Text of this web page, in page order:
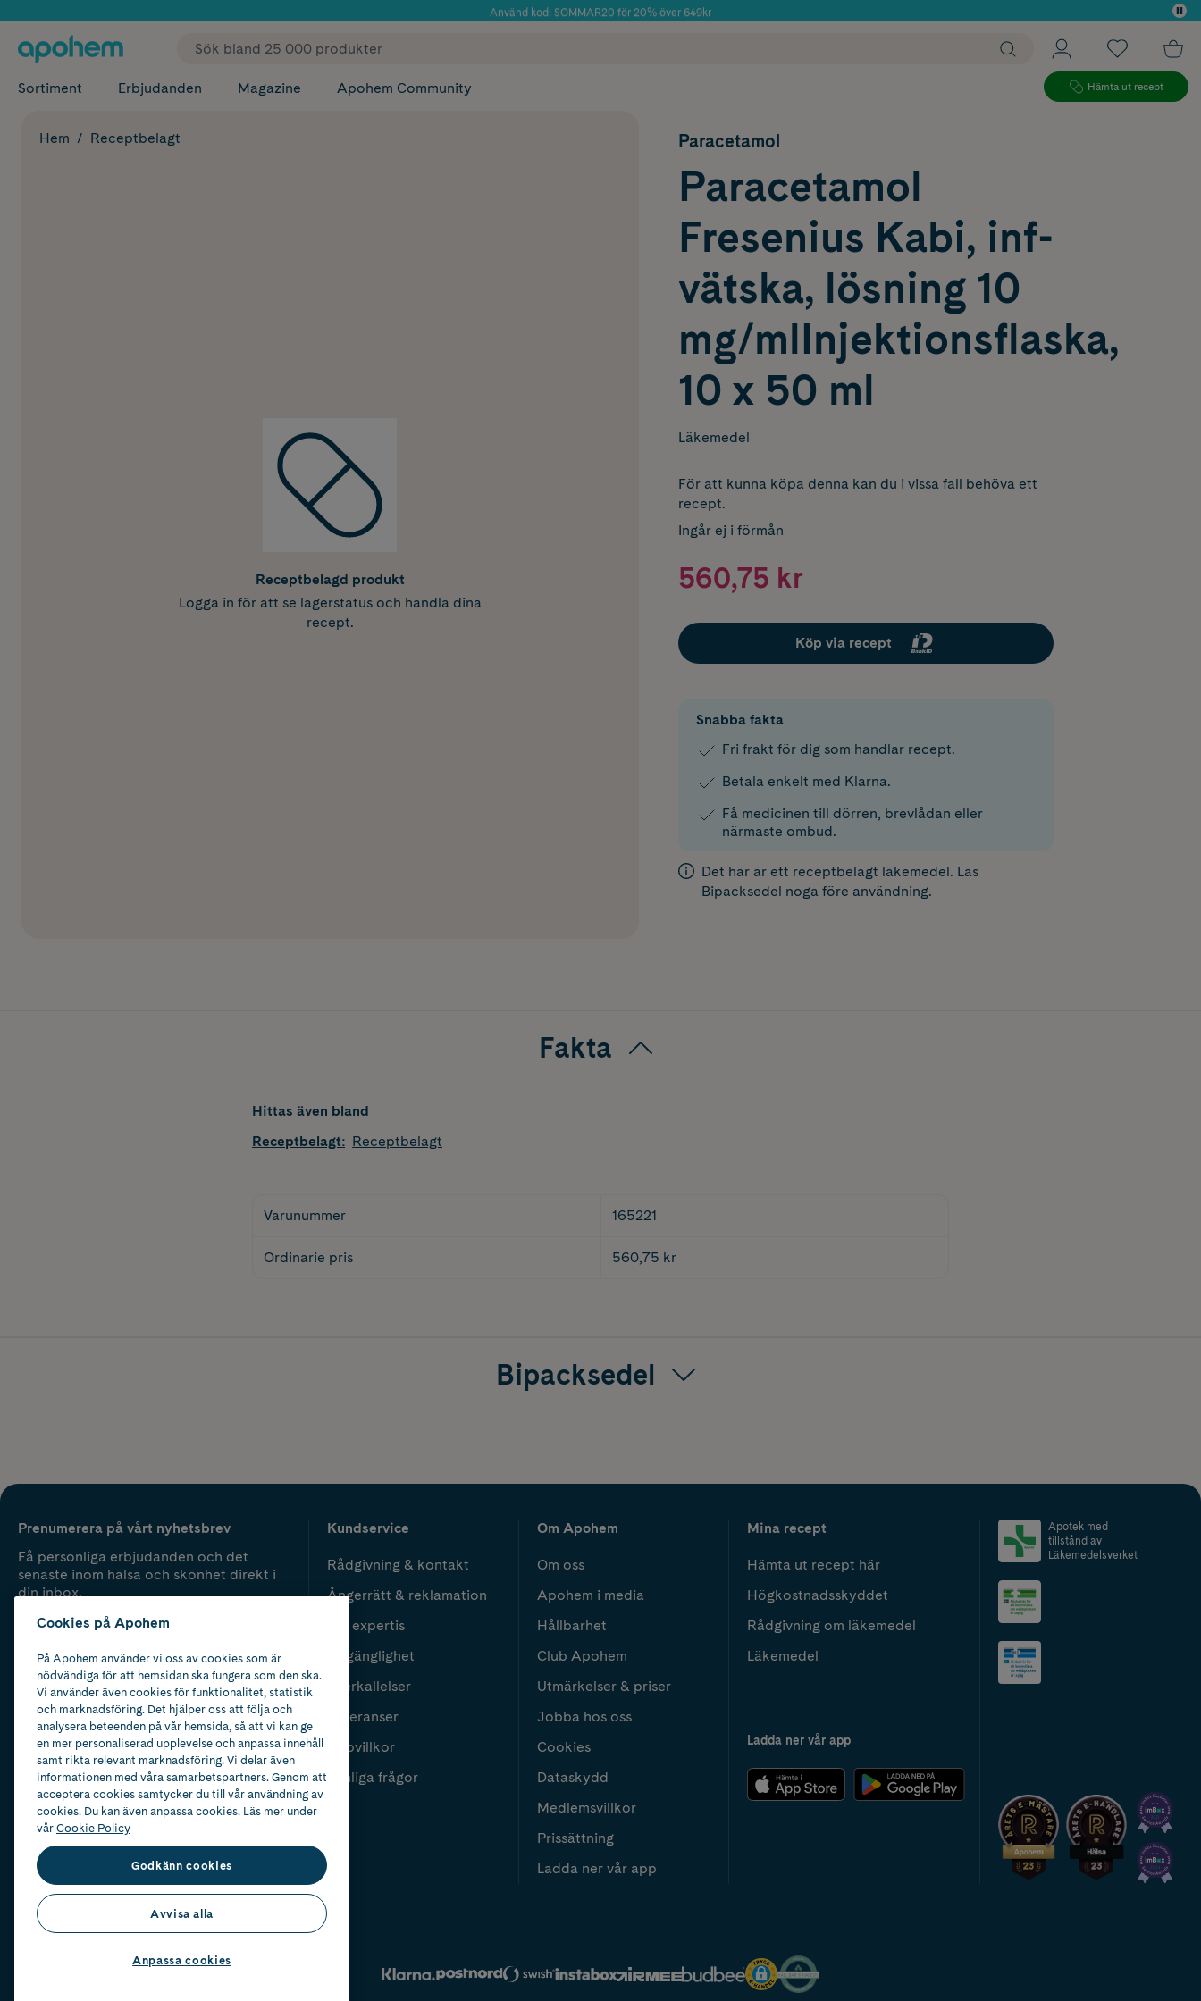
Använd kod: SOMMAR20 för 20% över 649kr
✓ Fri frakt
Sortiment Erbjudanden Magazine Apohem Community Hämta ut recept
Hem Receptbelagt
Receptbelagd produkt
Logga in för att se lagerstatus och handla dina
recept.
Paracetamol
Paracetamol
Fresenius Kabi, inf-
vätska, lösning 10
mg/mlInjektionsflaska,
10 x 50 ml
Läkemedel
För att kunna köpa denna kan du i vissa fall behöva ett
recept.
Ingår ej i förmån
560,75 kr
Köp via recept
Snabba fakta
Fri frakt för dig som handlar recept.
Betala enkelt med Klarna.
Få medicinen till dörren, brevlådan eller
närmaste ombud.
Det här är ett receptbelagt läkemedel. Läs
Bipacksedel noga före användning.
Fakta
Hittas även bland
Receptbelagt: Receptbelagt
Varunummer 165221
Ordinarie pris 560,75 kr
Bipacksedel
Prenumerera på vårt nyhetsbrev
Få personliga erbjudanden och det
senaste inom hälsa och skönhet direkt i
din inbox.
Kundservice
Rådgivning & kontakt
Ångerrätt & reklamation
Vår expertis
Tillgänglighet
Återkallelser
Leveranser
Köpvillkor
Vanliga frågor
Om Apohem
Om oss
Apohem i media
Hållbarhet
Club Apohem
Utmärkelser & priser
Jobba hos oss
Cookies
Dataskydd
Medlemsvillkor
Prissättning
Ladda ner vår app
Mina recept
Hämta ut recept här
Högkostnadsskyddet
Rådgivning om läkemedel
Läkemedel
Ladda ner vår app
Apotek med
tillstånd av
Läkemedelsverket
2024
Cookies på Apohem
På Apohem använder vi oss av cookies som är
nödvändiga för att hemsidan ska fungera som den ska.
Vi använder även cookies för funktionalitet, statistik
och marknadsföring. Det hjälper oss att följa och
analysera beteenden på vår hemsida, så att vi kan ge
en mer personaliserad upplevelse och anpassa innehåll
samt rikta relevant marknadsföring. Vi delar även
informationen med våra samarbetspartners. Genom att
acceptera cookies samtycker du till vår användning av
cookies. Du kan även anpassa cookies. Läs mer under
vårCookie Policy
Godkänn cookies
Avvisa alla
Anpassa cookies